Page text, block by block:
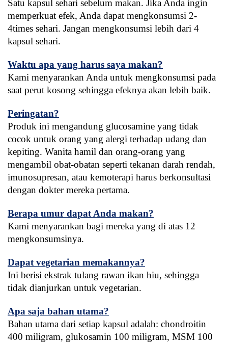
Satu kapsul sehari sebelum makan. Jika Anda ingin
memperkuat efek, Anda dapat mengkonsumsi 2-
4times sehari. Jangan mengkonsumsi lebih dari 4
kapsul sehari.
Waktu apa yang harus saya makan?
Kami menyarankan Anda untuk mengkonsumsi pada
saat perut kosong sehingga efeknya akan lebih baik.
Peringatan?
Produk ini mengandung glucosamine yang tidak
cocok untuk orang yang alergi terhadap udang dan
kepiting. Wanita hamil dan orang-orang yang
mengambil obat-obatan seperti tekanan darah rendah,
imunosupresan, atau kemoterapi harus berkonsultasi
dengan dokter mereka pertama.
Berapa umur dapat Anda makan?
Kami menyarankan bagi mereka yang di atas 12
mengkonsumsinya.
Dapat vegetarian memakannya?
Ini berisi ekstrak tulang rawan ikan hiu, sehingga
tidak dianjurkan untuk vegetarian.
Apa saja bahan utama?
Bahan utama dari setiap kapsul adalah: chondroitin
400 miligram, glukosamin 100 miligram, MSM 100